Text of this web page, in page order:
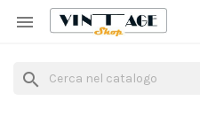

search